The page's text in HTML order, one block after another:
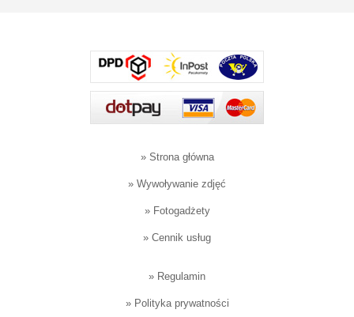
» Strona główna
» Wywoływanie zdjęć
» Fotogadżety
» Cennik usług
» Regulamin
» Polityka prywatności